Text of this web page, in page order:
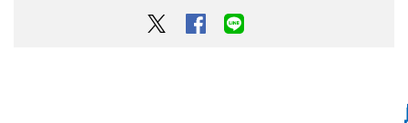
Twitter Facebook